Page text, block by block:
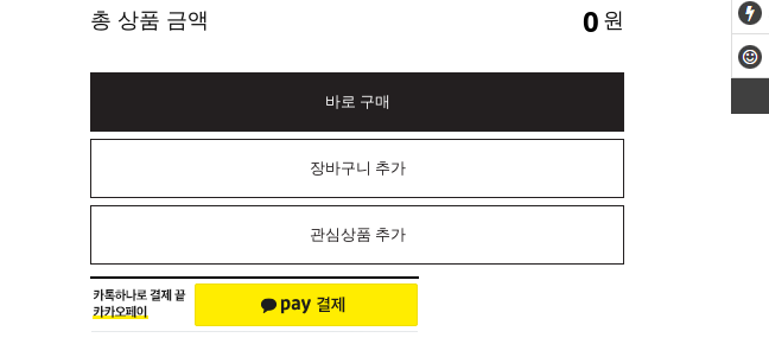
총 상품 금액 0 원
바로 구매
장바구니 추가
관심상품 추가